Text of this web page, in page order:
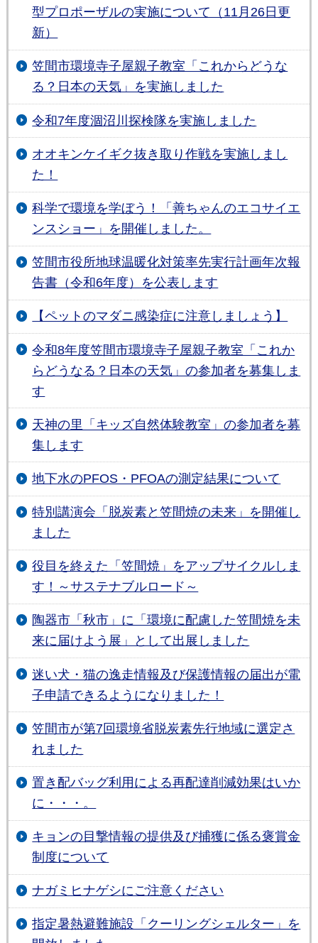
型プロポーザルの実施について（11月26日更
新）
笠間市環境寺子屋親子教室「これからどうな
る？日本の天気」を実施しました
令和7年度涸沼川探検隊を実施しました
オオキンケイギク抜き取り作戦を実施しまし
た！
科学で環境を学ぼう！「善ちゃんのエコサイエ
ンスショー」を開催しました。
笠間市役所地球温暖化対策率先実行計画年次報
告書（令和6年度）を公表します
【ペットのマダニ感染症に注意しましょう】
令和8年度笠間市環境寺子屋親子教室「これか
らどうなる？日本の天気」の参加者を募集しま
す
天神の里「キッズ自然体験教室」の参加者を募
集します
地下水のPFOS・PFOAの測定結果について
特別講演会「脱炭素と笠間焼の未来」を開催し
ました
役目を終えた「笠間焼」をアップサイクルしま
す！～サステナブルロード～
陶器市「秋市」に「環境に配慮した笠間焼を未
来に届けよう展」として出展しました
迷い犬・猫の逸走情報及び保護情報の届出が電
子申請できるようになりました！
笠間市が第7回環境省脱炭素先行地域に選定さ
れました
置き配バッグ利用による再配達削減効果はいか
に・・・。
キョンの目撃情報の提供及び捕獲に係る褒賞金
制度について
ナガミヒナゲシにご注意ください
指定暑熱避難施設「クーリングシェルター」を